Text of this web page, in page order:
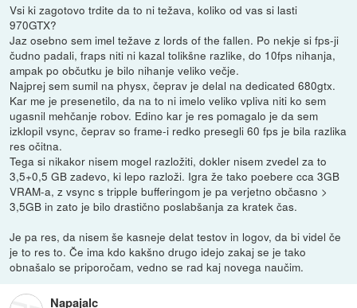
Vsi ki zagotovo trdite da to ni težava, koliko od vas si lasti
970GTX?
Jaz osebno sem imel težave z lords of the fallen. Po nekje si fps-ji
čudno padali, fraps niti ni kazal tolikšne razlike, do 10fps nihanja,
ampak po občutku je bilo nihanje veliko večje.
Najprej sem sumil na physx, čeprav je delal na dedicated 680gtx.
Kar me je presenetilo, da na to ni imelo veliko vpliva niti ko sem
ugasnil mehčanje robov. Edino kar je res pomagalo je da sem
izklopil vsync, čeprav so frame-i redko presegli 60 fps je bila razlika
res očitna.
Tega si nikakor nisem mogel razložiti, dokler nisem zvedel za to
3,5+0,5 GB zadevo, ki lepo razloži. Igra že tako poebere cca 3GB
VRAM-a, z vsync s tripple bufferingom je pa verjetno občasno >
3,5GB in zato je bilo drastično poslabšanja za kratek čas.
Je pa res, da nisem še kasneje delat testov in logov, da bi videl če
je to res to. Če ima kdo kakšno drugo idejo zakaj se je tako
obnašalo se priporočam, vedno se rad kaj novega naučim.
Napajalc